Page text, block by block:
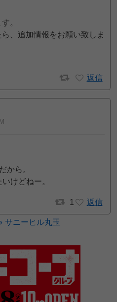
。
、追加情報をお願い致しま
返信
から。
けどねー。
1 返信
サニーヒル丸玉